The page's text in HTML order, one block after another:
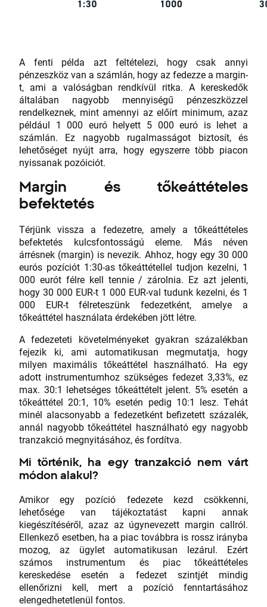
A fenti példa azt feltételezi, hogy csak annyi
pénzeszköz van a számlán, hogy az fedezze a margin-
t, ami a valóságban rendkívül ritka. A kereskedők
általában nagyobb mennyiségű pénzeszközzel
rendelkeznek, mint amennyi az előírt minimum, azaz
például 1 000 euró helyett 5 000 euró is lehet a
számlán. Ez nagyobb rugalmasságot biztosít, és
lehetőséget nyújt arra, hogy egyszerre több piacon
nyissanak pozóiciót.
Margin és tőkeáttételes
befektetés
Térjünk vissza a fedezetre, amely a tőkeáttételes
befektetés kulcsfontosságú eleme. Más néven
árrésnek (margin) is nevezik. Ahhoz, hogy egy 30 000
eurós pozíciót 1:30-as tőkeáttétellel tudjon kezelni, 1
000 eurót félre kell tennie / zárolnia. Ez azt jelenti,
hogy 30 000 EUR-t 1 000 EUR-val tudunk kezelni, és 1
000 EUR-t félreteszünk fedezetként, amelye a
tőkeáttétel használata érdekében jött létre.
A fedezeteti követelményeket gyakran százalékban
fejezik ki, ami automatikusan megmutatja, hogy
milyen maximális tőkeáttétel használható. Ha egy
adott instrumentumhoz szükséges fedezet 3,33%, ez
max. 30:1 lehetséges tőkeáttételt jelent. 5% esetén a
tőkeáttétel 20:1, 10% esetén pedig 10:1 lesz. Tehát
minél alacsonyabb a fedezetként befizetett százalék,
annál nagyobb tőkeáttétel használható egy nagyobb
tranzakció megnyitásához, és fordítva.
Mi történik, ha egy tranzakció nem várt
módon alakul?
Amikor egy pozíció fedezete kezd csökkenni,
lehetősége van tájékoztatást kapni annak
kiegészítéséről, azaz az úgynevezett margin callról.
Ellenkező esetben, ha a piac továbbra is rossz irányba
mozog, az ügylet automatikusan lezárul. Ezért
számos instrumentum és piac tőkeáttételes
kereskedése esetén a fedezet szintjét mindig
ellenőrizni kell, mert a pozíció fenntartásához
elengedhetetlenül fontos.